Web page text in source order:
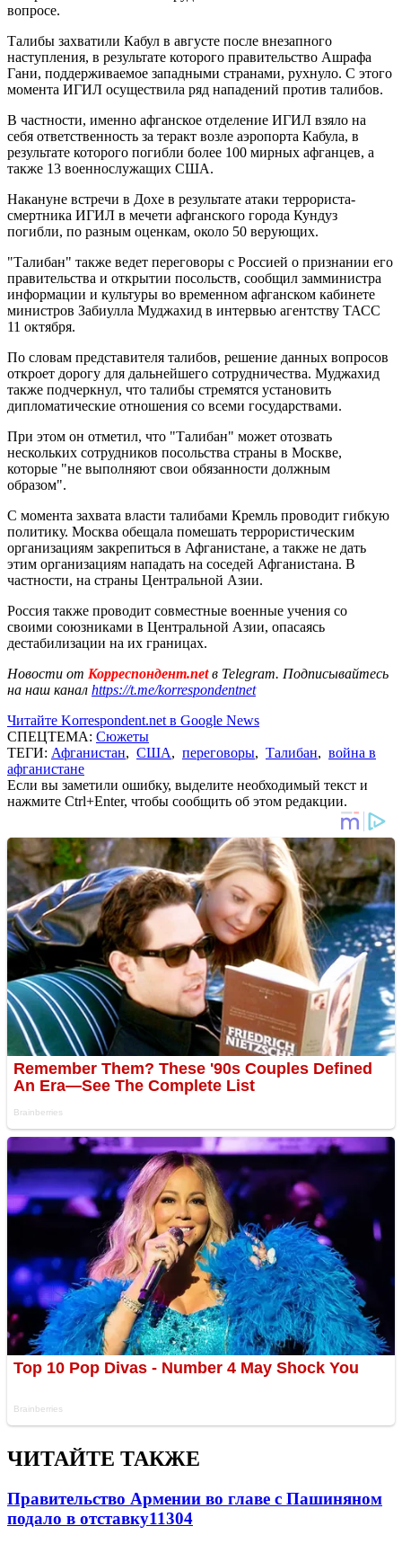
вопросе.
Талибы захватили Кабул в августе после внезапного
наступления, в результате которого правительство Ашрафа
Гани, поддерживаемое западными странами, рухнуло. С этого
момента ИГИЛ осуществила ряд нападений против талибов.
В частности, именно афганское отделение ИГИЛ взяло на
себя ответственность за теракт возле аэропорта Кабула, в
результате которого погибли более 100 мирных афганцев, а
также 13 военнослужащих США.
Накануне встречи в Дохе в результате атаки террориста-
смертника ИГИЛ в мечети афганского города Кундуз
погибли, по разным оценкам, около 50 верующих.
"Талибан" также ведет переговоры с Россией о признании его
правительства и открытии посольств, сообщил замминистра
информации и культуры во временном афганском кабинете
министров Забиулла Муджахид в интервью агентству ТАСС
11 октября.
По словам представителя талибов, решение данных вопросов
откроет дорогу для дальнейшего сотрудничества. Муджахид
также подчеркнул, что талибы стремятся установить
дипломатические отношения со всеми государствами.
При этом он отметил, что "Талибан" может отозвать
нескольких сотрудников посольства страны в Москве,
которые "не выполняют свои обязанности должным
образом".
С момента захвата власти талибами Кремль проводит гибкую
политику. Москва обещала помешать террористическим
организациям закрепиться в Афганистане, а также не дать
этим организациям нападать на соседей Афганистана. В
частности, на страны Центральной Азии.
Россия также проводит совместные военные учения со
своими союзниками в Центральной Азии, опасаясь
дестабилизации на их границах.
Новости от Корреспондент.netв Telegram. Подписывайтесь
на наш канал https://t.me/korrespondentnet
Читайте Korrespondent.net в Google News
СПЕЦТЕМА: Сюжеты
ТЕГИ: Афганистан, США, переговоры, Талибан, война в
афганистане
Если вы заметили ошибку, выделите необходимый текст и
нажмите Ctrl+Enter, чтобы сообщить об этом редакции.
ЧИТАЙТЕ ТАКЖЕ
Правительство Армении во главе с Пашиняном
подало в отставку11304